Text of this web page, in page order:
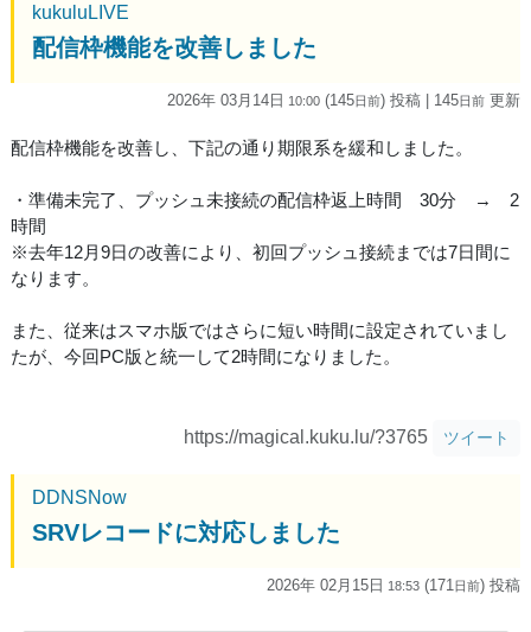
kukuluLIVE
配信枠機能を改善しました
2026年 03月14日 10:00 (145日前) 投稿 | 145日前 更新
配信枠機能を改善し、下記の通り期限系を緩和しました。
・準備未完了、プッシュ未接続の配信枠返上時間 30分 → 2
時間
※去年12月9日の改善により、初回プッシュ接続までは7日間に
なります。
また、従来はスマホ版ではさらに短い時間に設定されていまし
たが、今回PC版と統一して2時間になりました。
https://magical.kuku.lu/?3765 ツイート
DDNSNow
SRVレコードに対応しました
2026年 02月15日 18:53 (171 日前) 投稿